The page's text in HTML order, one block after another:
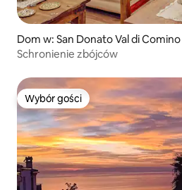
Dom w: San Donato Val di Comino
Schronienie zbójców
Wybór gości
Wybór gości